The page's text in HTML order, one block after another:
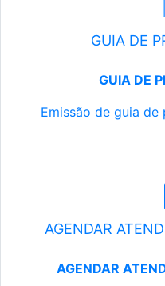
GUIA DE
GUIA DE
Emissão de guia
AGENDAR
AGENDAR